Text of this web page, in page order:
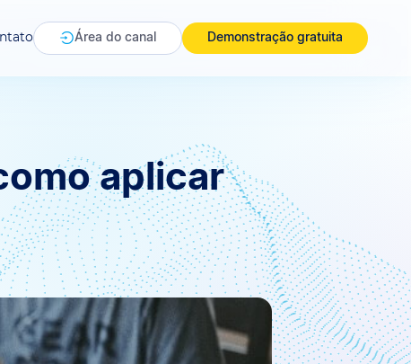
Área do canal Demonstração gratuita
aplicar